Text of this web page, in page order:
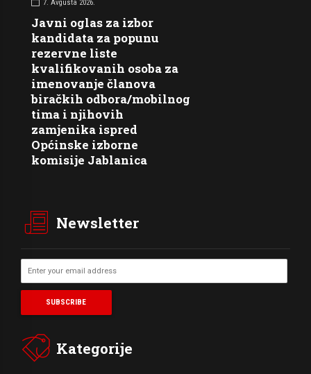
7. Avgusta 2026.
Javni oglas za izbor
kandidata za popunu
rezervne liste
kvalifikovanih osoba za
imenovanje članova
biračkih odbora/mobilnog
tima i njihovih
zamjenika ispred
Općinske izborne
komisije Jablanica
Newsletter
Kategorije